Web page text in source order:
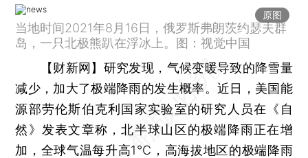
原图
当地时间2021年8月16日，俄罗斯弗朗茨约瑟夫群
岛，一只北极熊趴在浮冰上。图：视觉中国
【财新网】 研究发现，气候变暖导致的降雪量
减少，加大了极端降雨的发生概率。近日，美国能
源部劳伦斯伯克利国家实验室的研究人员在《自
然》发表文章称，北半球山区的极端降雨正在增
加，全球气温每升高1℃，高海拔地区的极端降雨